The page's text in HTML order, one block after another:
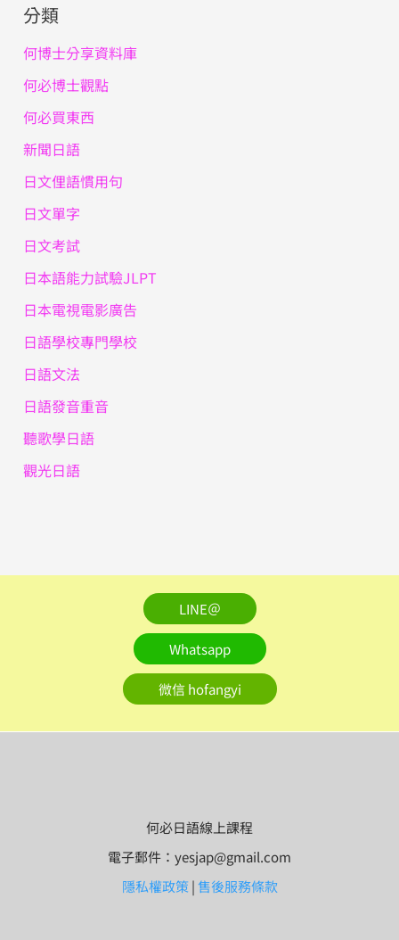
分類
何博士分享資料庫
何必博士觀點
何必買東西
新聞日語
日文俚語慣用句
日文單字
日文考試
日本語能力試驗JLPT
日本電視電影廣告
日語學校專門學校
日語文法
日語發音重音
聽歌學日語
觀光日語
LINE＠
Whatsapp
微信 hofangyi
何必日語線上課程
電子郵件：yesjap@gmail.com
隱私權政策|售後服務條款